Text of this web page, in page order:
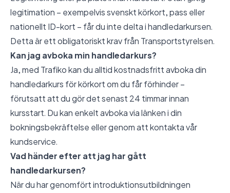
legitimation – exempelvis svenskt körkort, pass eller
nationellt ID-kort – får du inte delta i handledarkursen.
Detta är ett obligatoriskt krav från Transportstyrelsen.
Kan jag avboka min handledarkurs?
Ja, med Trafiko kan du alltid kostnadsfritt avboka din
handledarkurs för körkort om du får förhinder –
förutsatt att du gör det senast 24 timmar innan
kursstart. Du kan enkelt avboka via länken i din
bokningsbekräftelse eller genom att kontakta vår
kundservice.
Vad händer efter att jag har gått
handledarkursen?
När du har genomfört introduktionsutbildningen